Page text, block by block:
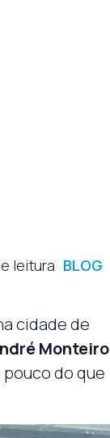
leitura BLOG
cidade de
Monteiro
do que